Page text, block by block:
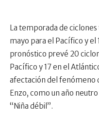
La temporada de ciclones
mayo para el Pacífico y el
pronóstico prevé 20
Pacífico y 17 en el
afectación del fenómeno
Enzo, como un año
“Niña débil”.